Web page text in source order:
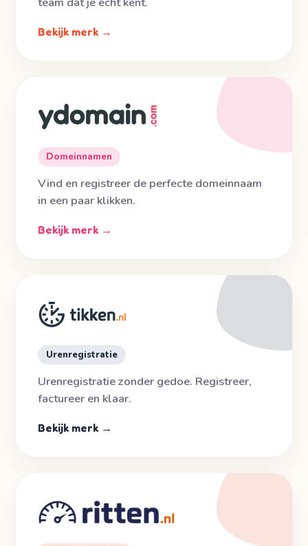
Bekijk merk →
Domeinnamen
Vind en registreer de perfecte domeinnaam
in een paar klikken.
Bekijk merk →
Urenregistratie
Urenregistratie zonder gedoe. Registreer,
factureer en klaar.
Bekijk merk →